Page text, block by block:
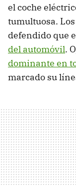
el coche
tumultuosa.
defendido que
del automóvil.
dominante en
marcado su